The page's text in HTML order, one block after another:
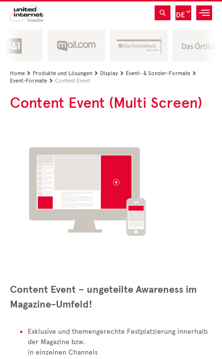
DE
Home  Produkte und Lösungen  Display  Event- & Sonder-Formate 
Event-Formate  Content Event
Content Event (Multi Screen)
Content Event – ungeteilte Awareness im
Magazine-Umfeld!
Exklusive und themengerechte Festplatzierung innerhalb
der Magazine bzw.
in einzelnen Channels